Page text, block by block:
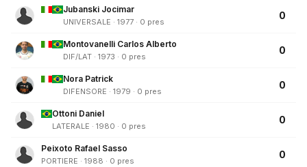
Jubanski Jocimar
UNIVERSALE · 1977 · 0 pres
0
Montovanelli Carlos Alberto
DIF/LAT · 1973 · 0 pres
0
Nora Patrick
DIFENSORE · 1979 · 0 pres
0
Ottoni Daniel
LATERALE · 1980 · 0 pres
0
Peixoto Rafael Sasso
PORTIERE · 1988 · 0 pres
0